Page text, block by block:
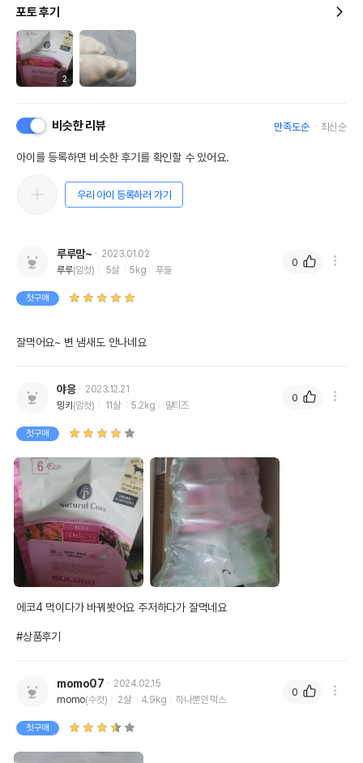
포토 후기
2
비슷한 리뷰 만족도순 최신순
아이를 등록하면 비슷한 후기를 확인할 수 있어요.
우리 아이 등록하러 가기
루루맘~
2023.01.02
루루(암컷) 5살 5kg 푸들
첫구매
잘먹어요~ 변 냄새도 안나네요
0
야응
2023.12.21
밍키 (암컷) 11살 5.2kg 말티즈
첫구매
에코4 먹이다가 바꿔봣어요 주저하다가 잘먹네요
#상품후기
0
momo07
2024.02.15
momo(수컷) 2살 4.9kg 하나뿐인 믹스
첫구매
0